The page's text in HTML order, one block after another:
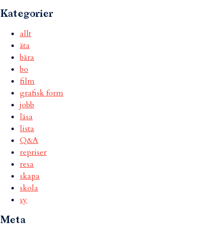
Kategorier
allt
äta
bära
bo
film
grafisk form
jobb
läsa
lista
Q&A
repriser
resa
skapa
skola
sy
Meta